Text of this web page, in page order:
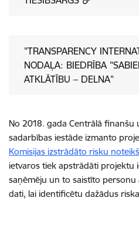
"TRANSPARENCY
NODAĻA: BIEDRĪBA
ATKLĀTĪBU – DELNA"
No 2018. gada Centrālā
sadarbības iestāde izmanto
Komisijas izstrādāto risku
ietvaros tiek apstrādāti projektu
saņēmēju un to saistīto personu
dati, lai identificētu dažādus